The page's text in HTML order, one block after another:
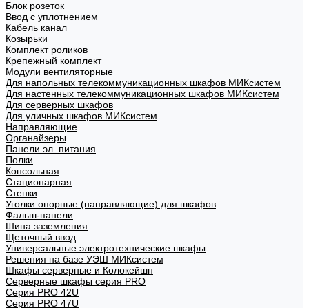
Блок розеток
Ввод с уплотнением
Кабель канал
Козырьки
Комплект роликов
Крепежный комплект
Модули вентиляторные
Для напольных телекоммуникационных шкафов МИКсистем
Для настенных телекоммуникационных шкафов МИКсистем
Для серверных шкафов
Для уличных шкафов МИКсистем
Направляющие
Органайзеры
Панели эл. питания
Полки
Консольная
Стационарная
Стенки
Уголки опорные (направляющие) для шкафов
Фальш-панели
Шина заземления
Щеточный ввод
Универсальные электротехнические шкафы
Решения на базе УЭШ МИКсистем
Шкафы серверные и Колокейшн
Серверные шкафы серия PRO
Серия PRO 42U
Серия PRO 47U